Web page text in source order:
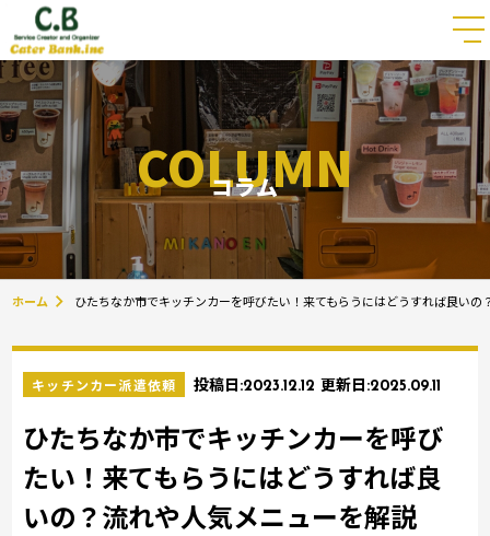
COLUMN
コラム
ホーム ひたちなか市でキッチンカーを呼びたい！来てもらうにはどうすれば良いの
キッチンカー派遣依頼 投稿日:2023.12.12 更新日:2025.09.11
ひたちなか市でキッチンカーを呼び
たい！来てもらうにはどうすれば良
いの？流れや人気メニューを解説